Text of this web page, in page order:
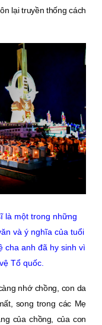
lại truyền thống cách
là một trong những
và ý nghĩa của tuổi
cha anh đã hy sinh vì
Tổ quốc.
nhớ chồng, con da
song trong các Mẹ
của chồng, của con